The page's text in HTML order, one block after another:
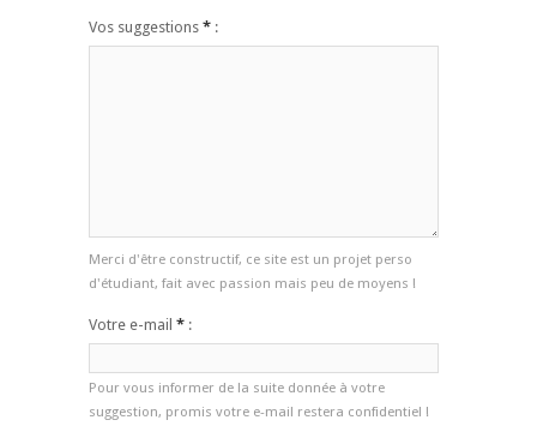
Vos suggestions * :
Merci d'être constructif, ce site est un projet perso
d'étudiant, fait avec passion mais peu de moyens !
Votre e-mail * :
Pour vous informer de la suite donnée à votre
suggestion, promis votre e-mail restera confidentiel !